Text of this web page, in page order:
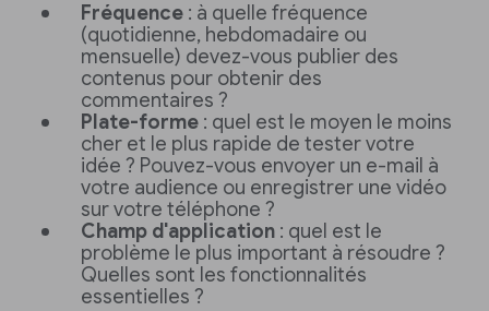
Fréquence : à quelle fréquence
(quotidienne, hebdomadaire ou
mensuelle) devez-vous publier des
contenus pour obtenir des
commentaires ?
Plate-forme : quel est le moyen le moins
cher et le plus rapide de tester votre
idée ? Pouvez-vous envoyer un e-mail à
votre audience ou enregistrer une vidéo
sur votre téléphone ?
Champ d'application : quel est le
problème le plus important à résoudre ?
Quelles sont les fonctionnalités
essentielles ?